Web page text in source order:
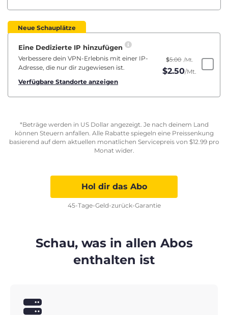
Neue Schauplätze
Eine Dedizierte IP hinzufügen
Verbessere dein VPN-Erlebnis mit einer IP-
Adresse, die nur dir zugewiesen ist.
Verfügbare Standorte anzeigen
$5.00 /Mt.
$2.50/Mt.
*Beträge werden in US Dollar angezeigt. Je nach deinem Land
können Steuern anfallen. Alle Rabatte spiegeln eine Preissenkung
basierend auf dem aktuellen monatlichen Servicepreis von $12.99pro
Monat wider.
Hol dir das Abo
45-Tage-Geld-zurück-Garantie
Schau, was in allen Abos
enthalten ist